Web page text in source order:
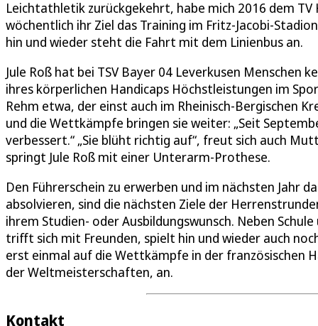
Leichtathletik zurückgekehrt, habe mich 2016 dem
wöchentlich ihr Ziel das Training im Fritz-Jacobi-
hin und wieder steht die Fahrt mit dem Linienbus an.
Jule Roß hat bei TSV Bayer 04 Leverkusen
ihres körperlichen Handicaps Höchstleistungen im
Rehm etwa, der einst auch im Rheinisch-Bergischen
und die Wettkämpfe bringen sie weiter: „Seit
verbessert.“ „Sie blüht richtig auf“, freut sich auch
springt Jule Roß mit einer Unterarm-Prothese.
Den Führerschein zu erwerben und im nächsten Jahr
absolvieren, sind die nächsten Ziele der
ihrem Studien- oder Ausbildungswunsch. Neben
trifft sich mit Freunden, spielt hin und wieder auch
erst einmal auf die Wettkämpfe in der französischen
der Weltmeisterschaften, an.
Kontakt